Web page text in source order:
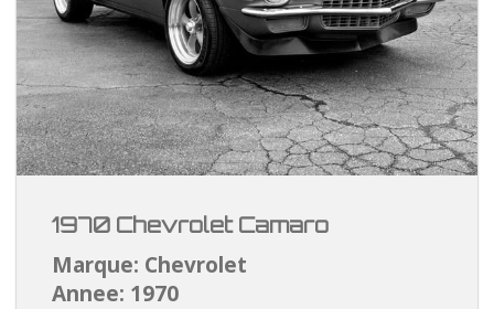
1970 Chevrolet Camaro
Marque: Chevrolet
Annee: 1970